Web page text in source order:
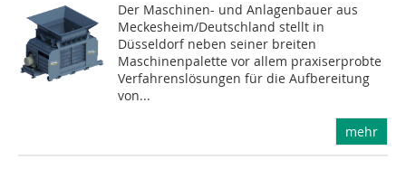
Der Maschinen- und Anlagenbauer aus
Meckesheim/Deutschland stellt in
Düsseldorf neben seiner breiten
Maschinenpalette vor allem praxiserprobte
Verfahrenslösungen für die Aufbereitung
von...
mehr